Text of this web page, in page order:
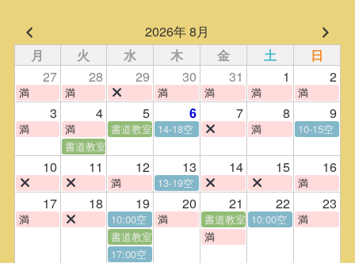
2026年 8月
月 火 水 木 金 土 日
27 28 29 30 31 1 2
満 満 満 満 満 満
3 4 5 6 7 8 9
満 満 書道教室 14-18空 満
10-15空
書道教室
10 11 12 13 14 15 16
満 13-19空 満
17 18 19 20 21 22 23
満 10:00空 満 書道教室 10:00空
満
書道教室
満
17:00空